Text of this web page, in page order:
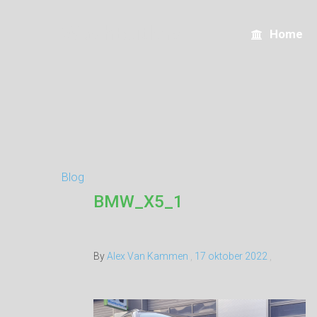
Home
Blog
BMW_X5_1
ByAlex Van Kammen 17 oktober 2022